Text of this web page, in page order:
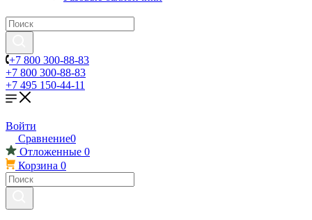
+7 800 300-88-83
+7 800 300-88-83
+7 495 150-44-11
Войти
Сравнение0
Отложенные 0
Корзина 0